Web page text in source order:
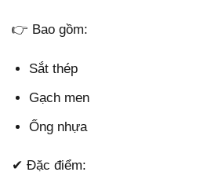
👉 Bao gồm:
Sắt thép
Gạch men
Ống nhựa
✔ Đặc điểm: